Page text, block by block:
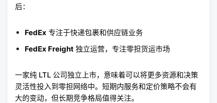
后：
FedEx 专注于快递包裹和供应链业务
FedEx Freight 独立运营，专注零担货运市场
一家纯 LTL 公司独立上市，意味着可以将更多资源和决策
灵活性投入到零担网络中。短期内服务和定价策略不会有
大的变动，但长期竞争格局值得关注。